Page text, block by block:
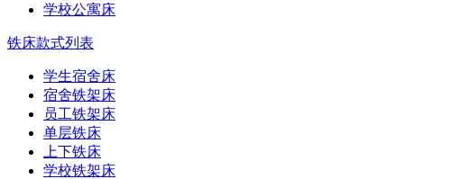
学校公寓床
铁床款式列表
学生宿舍床
宿舍铁架床
员工铁架床
单层铁床
上下铁床
学校铁架床